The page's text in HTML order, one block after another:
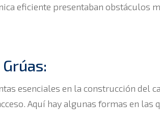
eficiente presentaban obstáculos
esenciales en la construcción del
Aquí hay algunas formas en las